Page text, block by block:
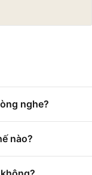
nghe?
nào?